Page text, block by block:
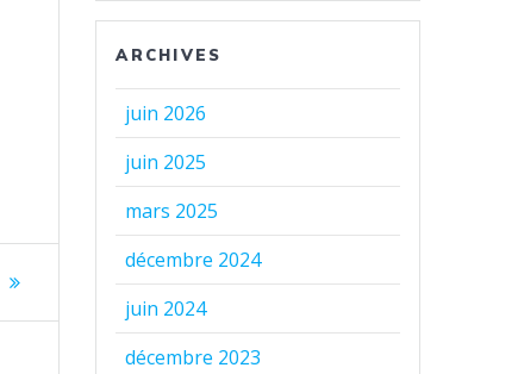
ARCHIVES
juin 2026
juin 2025
mars 2025
décembre 2024
juin 2024
décembre 2023